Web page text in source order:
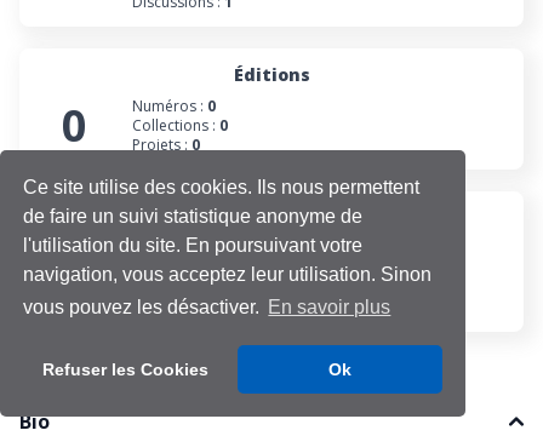
Ce site utilise des cookies. Ils nous permettent
de faire un suivi statistique anonyme de
l'utilisation du site. En poursuivant votre
navigation, vous acceptez leur utilisation. Sinon
vous pouvez les désactiver. En savoir plus
Refuser les Cookies Ok
Éditions
0 Numéros : 0
Collections : 0
Projets : 0
Participations
0 Évaluations :0
Projets :0
Cours :0
Discussions :0
Bio